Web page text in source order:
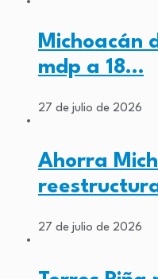
Michoacán
mdp a 18…
27 de julio de 2026
Ahorra
27 de julio de 2026